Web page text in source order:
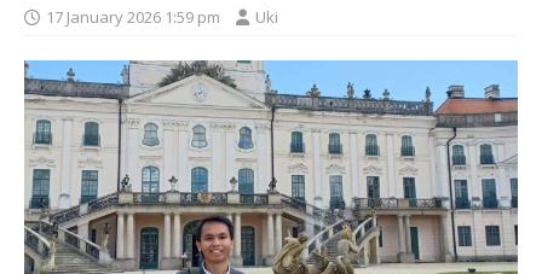
17 January 2026 1:59 pm Uki